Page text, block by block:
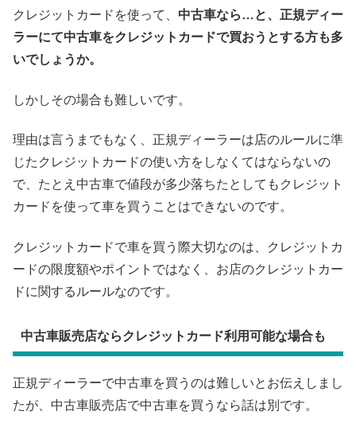
クレジットカードを使って、 中古車なら…と、正規ディー
ラーにて中古車をクレジットカードで買おうとする方も多
いでしょうか。
しかしその場合も難しいです。
理由は言うまでもなく、正規ディーラーは店のルールに準
じたクレジットカードの使い方をしなくてはならないの
で、たとえ中古車で値段が多少落ちたとしてもクレジット
カードを使って車を買うことはできないのです。
クレジットカードで車を買う際大切なのは、クレジットカ
ードの限度額やポイントではなく、お店のクレジットカー
ドに関するルールなのです。
中古車販売店ならクレジットカード利用可能な場合も
正規ディーラーで中古車を買うのは難しいとお伝えしまし
たが、中古車販売店で中古車を買うなら話は別です。